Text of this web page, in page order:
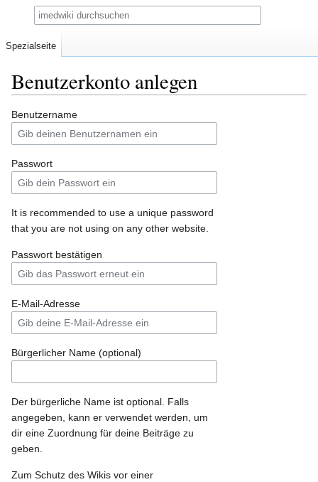
Benutzerkonto anlegen
Zur
Navigation
springen
Zur
Suche
springen
Benutzername
Passwort
It is recommended to use a unique password
that you are not using on any other website.
Passwort bestätigen
E-Mail-Adresse
Bürgerlicher Name (optional)
Der bürgerliche Name ist optional. Falls
angegeben, kann er verwendet werden, um
dir eine Zuordnung für deine Beiträge zu
geben.
Zum Schutz des Wikis vor einer
Spezialseite
Suche